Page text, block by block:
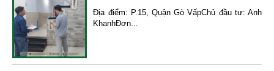
Địa điểm: P.15, Quận Gò VấpChủ đầu tư: Anh
KhanhĐơn...